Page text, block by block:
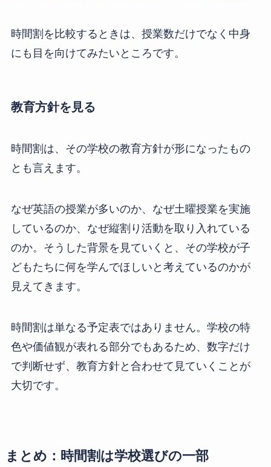
時間割を比較するときは、授業数だけでなく中身
にも目を向けてみたいところです。
教育方針を見る
時間割は、その学校の教育方針が形になったもの
とも言えます。
なぜ英語の授業が多いのか、なぜ土曜授業を実施
しているのか、なぜ縦割り活動を取り入れている
のか。そうした背景を見ていくと、その学校が子
どもたちに何を学んでほしいと考えているのかが
見えてきます。
時間割は単なる予定表ではありません。学校の特
色や価値観が表れる部分でもあるため、数字だけ
で判断せず、教育方針と合わせて見ていくことが
大切です。
まとめ：時間割は学校選びの一部